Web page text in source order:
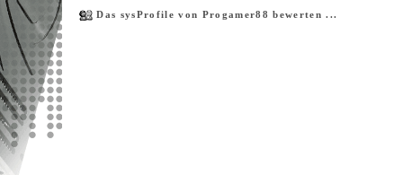
Das sysProfile von Progamer88 bewerten ...